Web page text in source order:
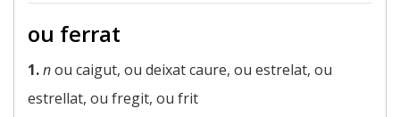
ou ferrat
1.nou caigut, ou deixat caure, ou estrelat, ou
estrellat, ou fregit, ou frit